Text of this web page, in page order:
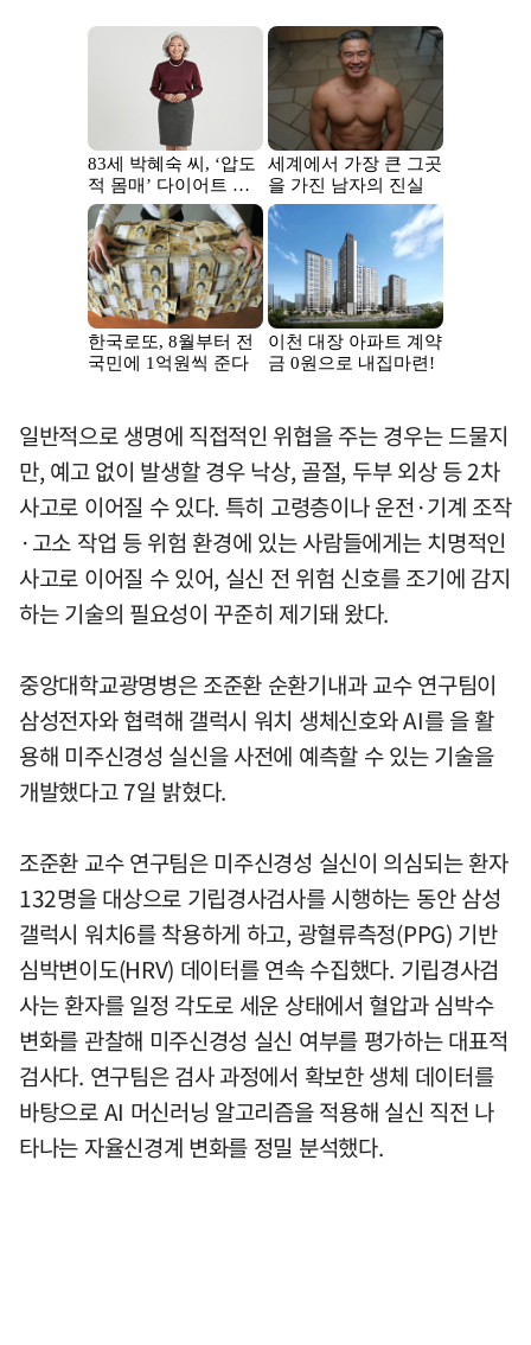
일반적으로 생명에 직접적인 위협을 주는 경우는 드물지
만, 예고 없이 발생할 경우 낙상, 골절, 두부 외상 등 2차
사고로 이어질 수 있다. 특히 고령층이나 운전·기계 조작
·고소 작업 등 위험 환경에 있는 사람들에게는 치명적인
사고로 이어질 수 있어, 실신 전 위험 신호를 조기에 감지
하는 기술의 필요성이 꾸준히 제기돼 왔다.
중앙대학교광명병은 조준환 순환기내과 교수 연구팀이
삼성전자와 협력해 갤럭시 워치 생체신호와 AI를 을 활
용해 미주신경성 실신을 사전에 예측할 수 있는 기술을
개발했다고 7일 밝혔다.
조준환 교수 연구팀은 미주신경성 실신이 의심되는 환자
132명을 대상으로 기립경사검사를 시행하는 동안 삼성
갤럭시 워치6를 착용하게 하고, 광혈류측정(PPG) 기반
심박변이도(HRV) 데이터를 연속 수집했다. 기립경사검
사는 환자를 일정 각도로 세운 상태에서 혈압과 심박수
변화를 관찰해 미주신경성 실신 여부를 평가하는 대표적
검사다. 연구팀은 검사 과정에서 확보한 생체 데이터를
바탕으로 AI 머신러닝 알고리즘을 적용해 실신 직전 나
타나는 자율신경계 변화를 정밀 분석했다.